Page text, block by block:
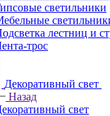
светильники
лестниц и
трос
Декоративный свет
Назад
свет